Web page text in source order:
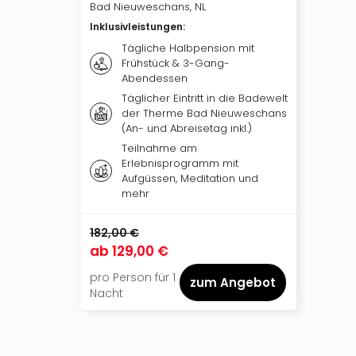
Bad Nieuweschans, NL
Inklusivleistungen:
Tägliche Halbpension mit
Frühstück & 3-Gang-
Abendessen
Täglicher Eintritt in die Badewelt
der Therme Bad Nieuweschans
(An- und Abreisetag inkl.)
Teilnahme am
Erlebnisprogramm mit
Aufgüssen, Meditation und
mehr
182,00 €
ab 129,00 €
pro Person für 1
Nacht
zum Angebot